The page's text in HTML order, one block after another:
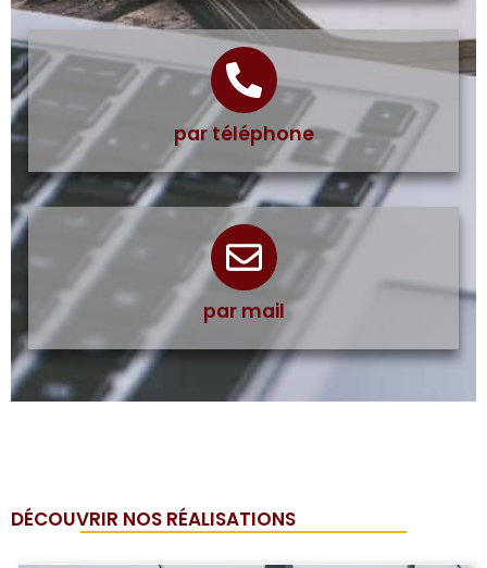
par téléphone
par mail
DÉCOUVRIR NOS RÉALISATIONS